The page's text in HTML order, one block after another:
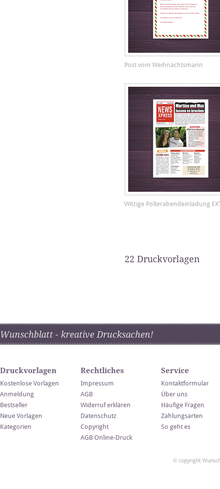
Post vom Weihnachtsmann
Witzige Polterabendeinladung
22 Druckvorlagen
Wunschblatt - kreative Drucksachen!
Druckvorlagen
Kostenlose Vorlagen
Anmeldung
Bestseller
Neue Vorlagen
Kategorien
Rechtliches
Impressum
AGB
Widerruf erklären
Datenschutz
Copyright
AGB Online-Druck
Service
Kontaktformular
Über uns
Häufige Fragen
Zahlungsarten
So geht es
© copyright